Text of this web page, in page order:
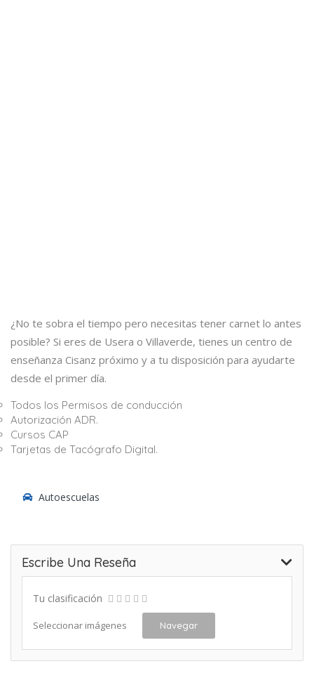
¿No te sobra el tiempo pero necesitas tener carnet lo antes
posible? Si eres de Usera o Villaverde, tienes un centro de
enseñanza Cisanz próximo y a tu disposición para ayudarte
desde el primer día.
Todos los Permisos de conducción
Autorización ADR.
Cursos CAP
Tarjetas de Tacógrafo Digital.
Autoescuelas
Escribe Una Reseña
Tu clasificación
Seleccionar imágenes Navegar